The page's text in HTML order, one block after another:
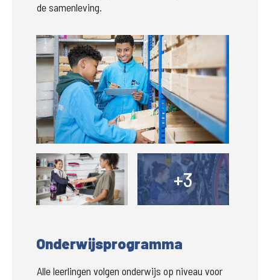
de samenleving.
Groter
Groter
+3+
Onderwijsprogramma
Alle leerlingen volgen onderwijs op niveau voor